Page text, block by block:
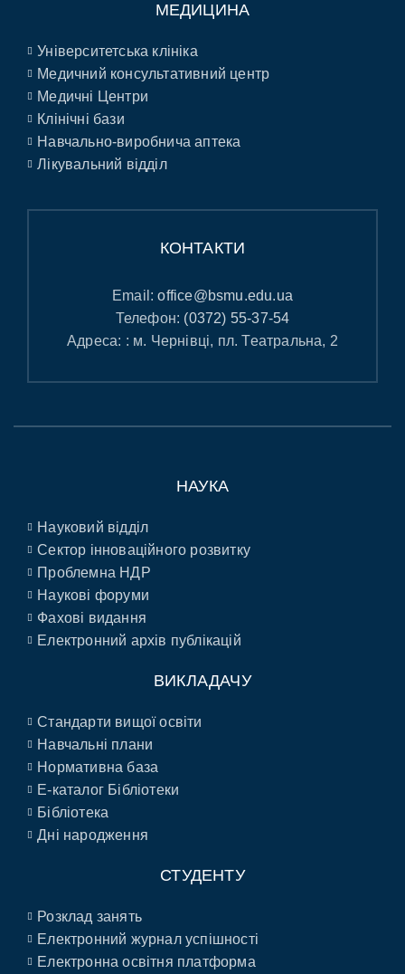
МЕДИЦИНА
Університетська клініка
Медичний консультативний центр
Медичні Центри
Клінічні бази
Навчально-виробнича аптека
Лікувальний відділ
КОНТАКТИ
Email:office@bsmu.edu.ua
Телефон: (0372) 55-37-54
Адреса: : м. Чернівці, пл. Театральна, 2
НАУКА
Науковий відділ
Сектор інноваційного розвитку
Проблемна НДР
Наукові форуми
Фахові видання
Електронний архів публікацій
ВИКЛАДАЧУ
Стандарти вищої освіти
Навчальні плани
Нормативна база
E-каталог Бібліотеки
Бібліотека
Дні народження
СТУДЕНТУ
Розклад занять
Електронний журнал успішності
Електронна освітня платформа